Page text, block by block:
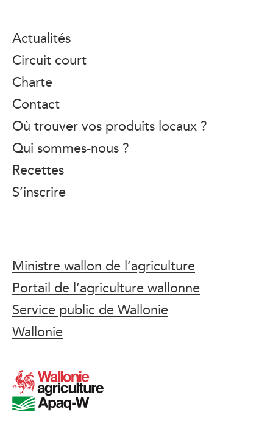
Actualités
Circuit court
Charte
Contact
Où trouver vos produits locaux ?
Qui sommes-nous ?
Recettes
S’inscrire
Ministre wallon de l’agriculture
Portail de l’agriculture wallonne
Service public de Wallonie
Wallonie